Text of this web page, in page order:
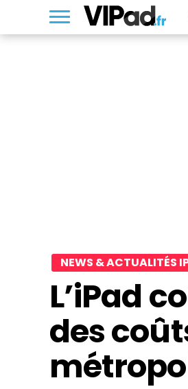
NEWS & ACTUALITÉS
L’iPad
des